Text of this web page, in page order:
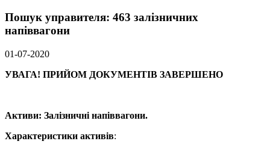
Пошук управителя: 463 залізничних
напіввагони
01-07-2020
УВАГА! ПРИЙОМ ДОКУМЕНТІВ ЗАВЕРШЕНО
Активи: Залізничні напіввагони.
Характеристики активів: